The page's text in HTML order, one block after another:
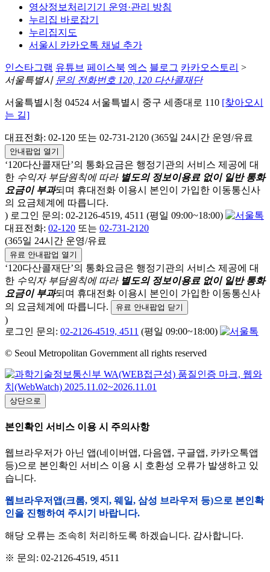
영상정보처리기기 운영·관리 방침
누리집 바로잡기
누리집지도
서울시 카카오톡 채널 추가
인스타그램 유튜브 페이스북 엑스 블로그 카카오스토리 >
서울특별시 문의 전화번호 120, 120 다산콜재단
서울특별시청 04524 서울특별시 중구 세종대로 110 [찾아오시
는 길]
대표전화: 02-120 또는 02-731-2120 (365일 24시간 운영/유료
안내팝업 열기
‘120다산콜재단’의 통화요금은 행정기관의 서비스 제공에 대
한 수익자 부담원칙에 따라 별도의 정보이용료 없이 일반 통화
요금이 부과되며 휴대전화 이용시 본인이 가입한 이동통신사
의 요금체계에 따릅니다.
) 로그인 문의: 02-2126-4519, 4511 (평일 09:00~18:00)
대표전화: 02-120 또는 02-731-2120
(365일 24시간 운영/유료
유료 안내팝업 열기
‘120다산콜재단’의 통화요금은 행정기관의 서비스 제공에 대
한 수익자 부담원칙에 따라 별도의 정보이용료 없이 일반 통화
요금이 부과되며 휴대전화 이용시 본인이 가입한 이동통신사
의 요금체계에 따릅니다.
유료 안내팝업 닫기
)
로그인 문의: 02-2126-4519, 4511 (평일 09:00~18:00)
© Seoul Metropolitan Government all rights reserved
상단으로
본인확인 서비스 이용 시 주의사항
웹브라우저가 아닌 앱(네이버앱, 다음앱, 구글앱, 카카오톡앱
등)으로 본인확인 서비스 이용 시 호환성 오류가 발생하고 있
습니다.
웹브라우저앱(크롬, 엣지, 웨일, 삼성 브라우저 등)으로 본인확
인을 진행하여 주시기 바랍니다.
해당 오류는 조속히 처리하도록 하겠습니다. 감사합니다.
※ 문의: 02-2126-4519, 4511